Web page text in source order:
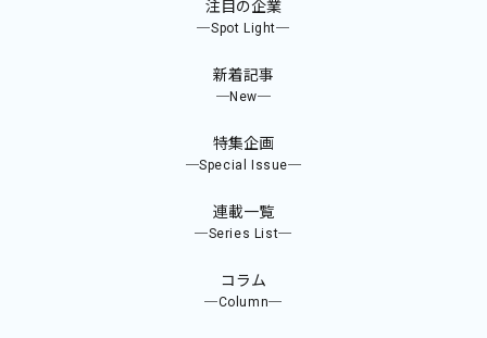
注目の企業
─Spot Light─
新着記事
─New─
特集企画
─Special Issue─
連載一覧
─Series List─
コラム
─Column─